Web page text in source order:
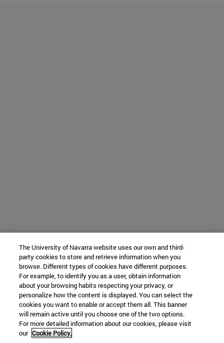
The University of Navarra website uses our own and third-
party cookies to store and retrieve information when you
browse. Different types of cookies have different purposes.
For example, to identify you as a user, obtain information
about your browsing habits respecting your privacy, or
personalize how the content is displayed. You can select the
cookies you want to enable or accept them all. This banner
will remain active until you choose one of the two options.
For more detailed information about our cookies, please visit
our Cookie Policy.